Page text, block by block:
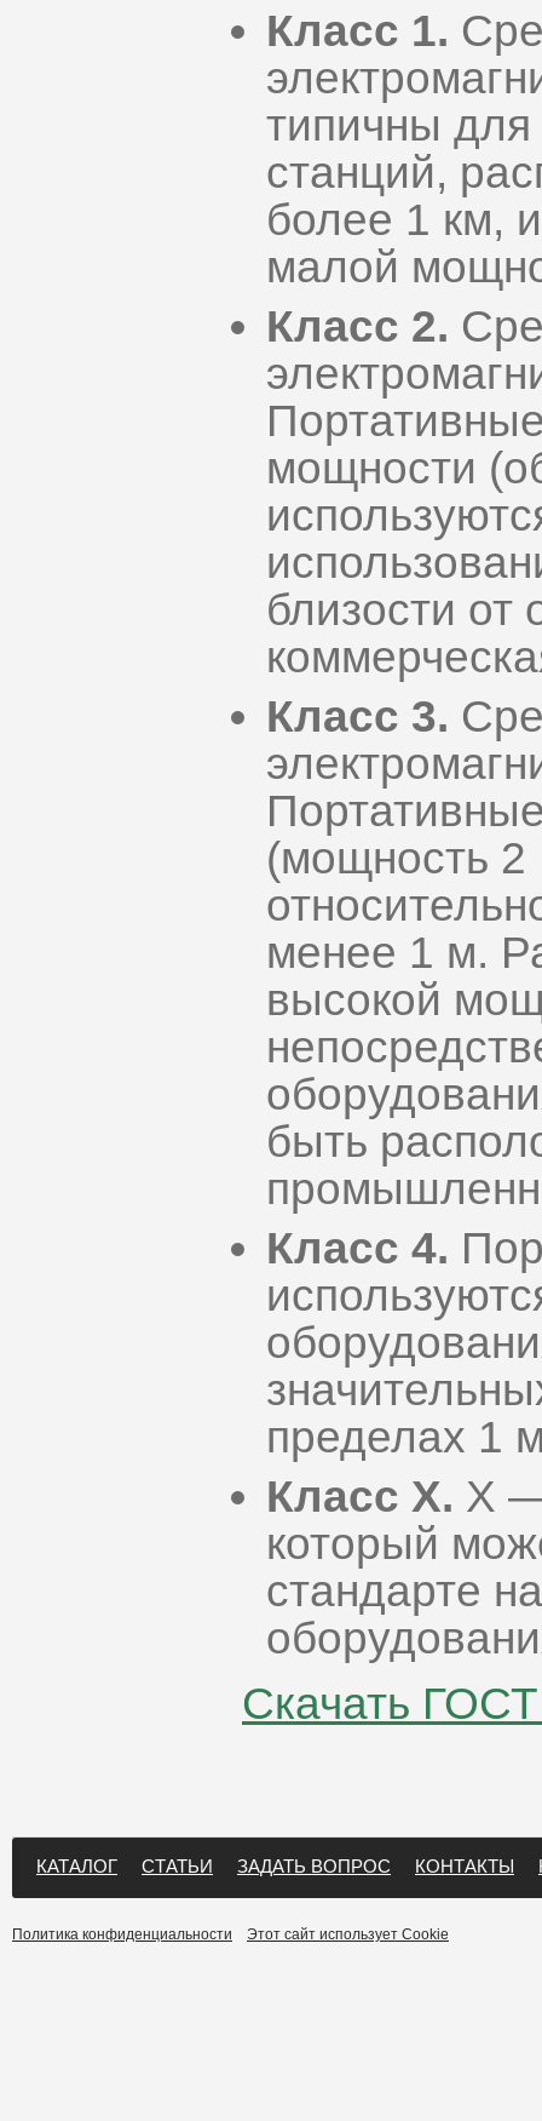
Класс 1.
типичны
станций,
более 1 км,
малой
Класс 2.
мощности
близости от
Класс 3.
(мощность 2
менее 1 м.
высокой
быть
Класс 4.
пределах 1
Класс X. X
который
стандарте
Скачать
КАТАЛОГ СТАТЬИ ЗАДАТЬ ВОПРОС КОНТАКТЫ
Политика конфиденциальности Этот сайт использует Cookie